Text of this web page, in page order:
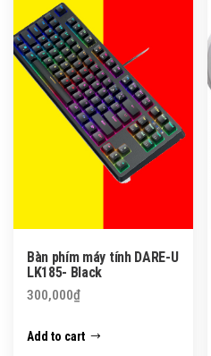
Bàn phím máy tính DARE-U
LK185- Black
300,000₫
Add to cart